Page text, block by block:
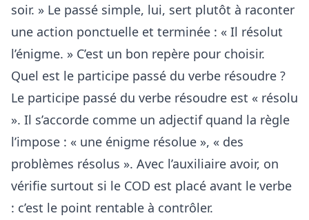
soir. » Le passé simple, lui, sert plutôt à raconter
une action ponctuelle et terminée : « Il résolut
l’énigme. » C’est un bon repère pour choisir.
Quel est le participe passé du verbe résoudre ?
Le participe passé du verbe résoudre est « résolu
». Il s’accorde comme un adjectif quand la règle
l’impose : « une énigme résolue », « des
problèmes résolus ». Avec l’auxiliaire avoir, on
vérifie surtout si le COD est placé avant le verbe
: c’est le point rentable à contrôler.